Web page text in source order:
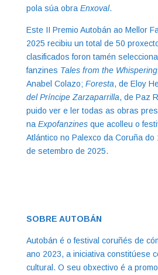
pola súa obra Enxoval.
Este II Premio Autobán ao Mellor
2025 recibiu un total de 50
clasificados foron tamén
fanzines Tales from the
Anabel Colazo; Foresta, de Eloy
del Príncipe Zarzaparrilla, de Paz
puido ver e ler todas as obras
na Expofanzinesque acolleu o
Atlántico no Palexco da Coruña do
de setembro de 2025.
SOBRE AUTOBÁN
Autobán é o festival coruñés de
ano 2023, a iniciativa constitúese
cultural. O seu obxectivo é a